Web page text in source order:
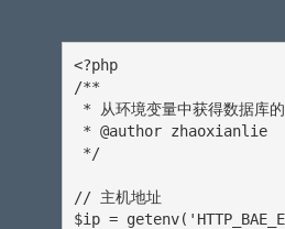
<?php
/**
* 从环境变量中获得数据库
* @author zhaoxianlie
*/
// 主机地址
$ip =